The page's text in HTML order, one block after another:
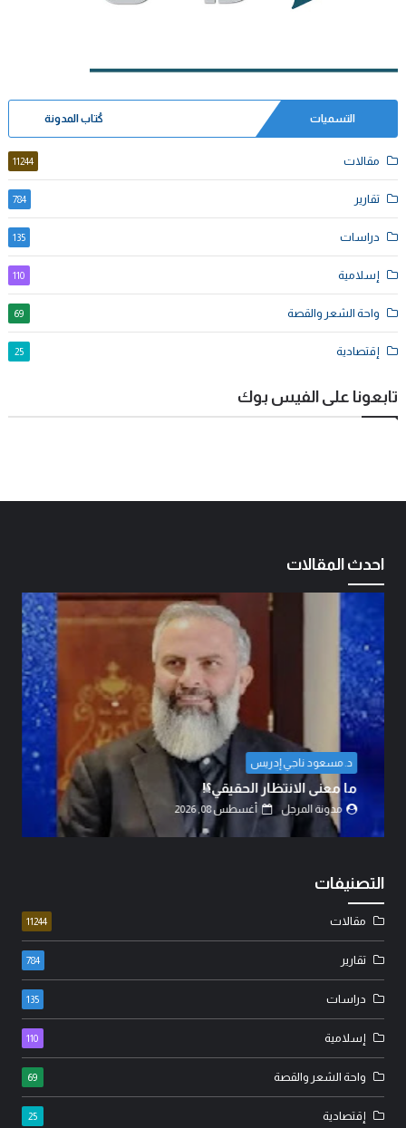
التسميات كُتاب المدونة
مقالات 11244
تقارير 784
دراسات 135
إسلامية 110
واحة الشعر والقصة 69
إقتصادية 25
تابعونا على الفيس بوك
احدث المقالات
المهندس مهدي حسين الزبيدي
اتفاق الدفاع المشترك… قراءة في تحولات
القوى.
مدونة المرجل أغسطس 07, 2026
التصنيفات
مقالات 11244
تقارير 784
دراسات 135
إسلامية 110
واحة الشعر والقصة 69
إقتصادية 25